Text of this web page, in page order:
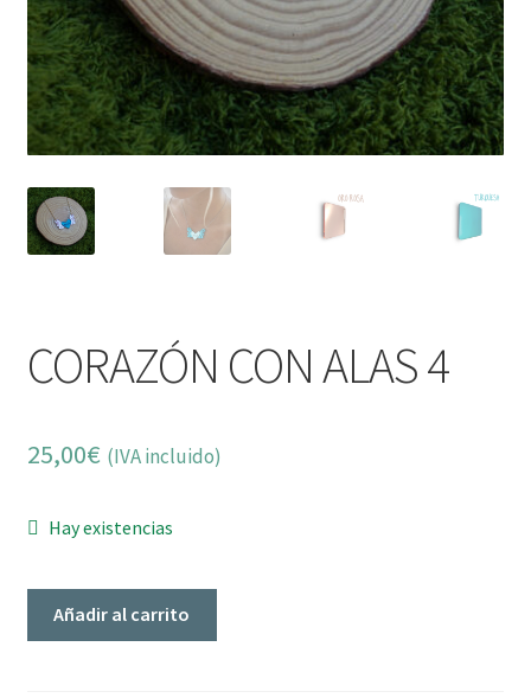
CORAZÓN CON ALAS 4
25,00€ (IVA incluido)
Hay existencias
Añadir al carrito